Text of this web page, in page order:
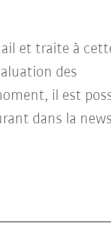
et traite à
des
il est
dans la